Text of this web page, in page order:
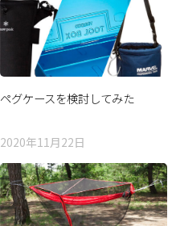
ペグケースを検討してみた
2020年11月22日